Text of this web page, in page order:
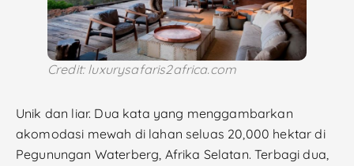
Credit: luxurysafaris2africa.com
Unik dan liar. Dua kata yang menggambarkan
akomodasi mewah di lahan seluas 20,000 hektar di
Pegunungan Waterberg, Afrika Selatan. Terbagi dua,